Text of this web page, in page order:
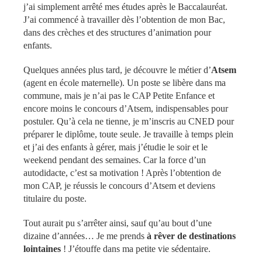
j’ai simplement arrêté mes études après le Baccalauréat.
J’ai commencé à travailler dès l’obtention de mon Bac,
dans des crèches et des structures d’animation pour
enfants.
Quelques années plus tard, je découvre le métier d’Atsem
(agent en école maternelle). Un poste se libère dans ma
commune, mais je n’ai pas le CAP Petite Enfance et
encore moins le concours d’Atsem, indispensables pour
postuler. Qu’à cela ne tienne, je m’inscris au CNED pour
préparer le diplôme, toute seule. Je travaille à temps plein
et j’ai des enfants à gérer, mais j’étudie le soir et le
weekend pendant des semaines. Car la force d’un
autodidacte, c’est sa motivation ! Après l’obtention de
mon CAP, je réussis le concours d’Atsem et deviens
titulaire du poste.
Tout aurait pu s’arrêter ainsi, sauf qu’au bout d’une
dizaine d’années… Je me prends à rêver de destinations
lointaines ! J’étouffe dans ma petite vie sédentaire.